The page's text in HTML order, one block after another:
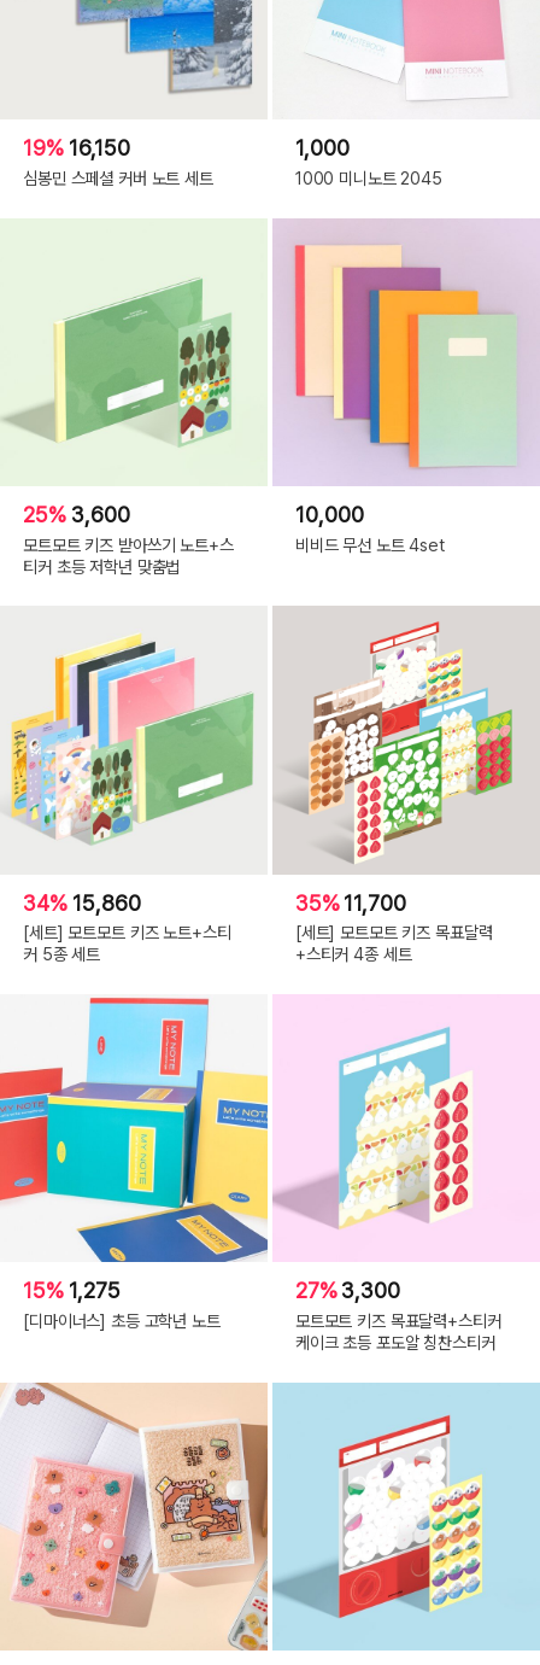
19% 16,150
심봉민 스페셜 커버 노트 세트
1,000
1000 미니노트 2045
25% 3,600
모트모트 키즈 받아쓰기 노트+스
티커 초등 저학년 맞춤법
10,000
비비드 무선 노트 4set
34% 15,860
[세트] 모트모트 키즈 노트+스티
커 5종 세트
35%11,700
[세트] 모트모트 키즈 목표달력
+스티커 4종 세트
15% 1,275
[디마이너스] 초등 고학년 노트
27%3,300
모트모트 키즈 목표달력+스티커
케이크 초등 포도알 칭찬스티커